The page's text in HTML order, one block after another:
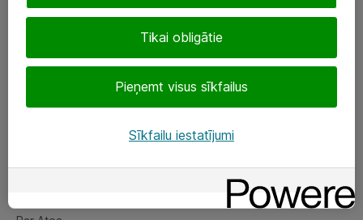
Ūnijas 15, Rīga
Sekojiet mums
Tikai obligātie
Pieņemt visus sīkfailus
Sīkfailu iestatījumi